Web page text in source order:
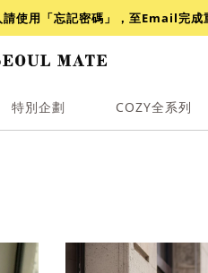
使用「忘記密碼」，至Email完成
特別企劃 COZY全系列